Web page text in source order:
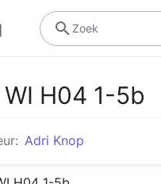
Zoek
H04 1-5b
Adri Knop